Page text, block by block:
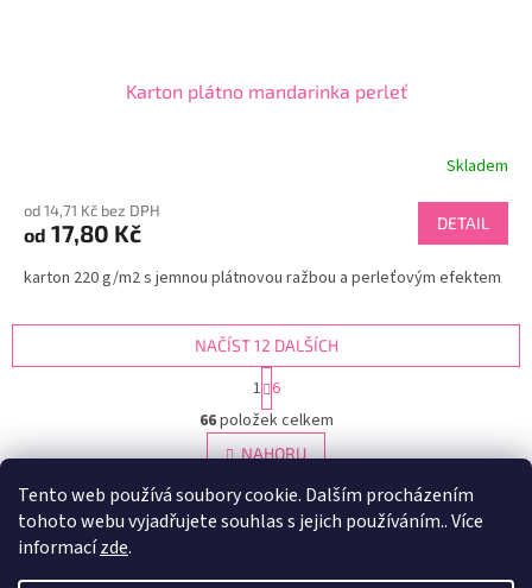
Tento web používá soubory cookie. Dalším procházením
tohoto webu vyjadřujete souhlas s jejich používáním.. Více
informacízde.
Karton plátno mandarinka perleť
Skladem
od 14,71 Kč bez DPH
od 17,80 Kč DETAIL
karton 220 g/m2 s jemnou plátnovou ražbou a perleťovým efektem
O
v
l
d
a
NAČÍST 12 DALŠÍCH
S
t
r
á
n
o
v
í
1 6
66položek celkem
NAHORU
Papír s perleťovým efektem, leskem